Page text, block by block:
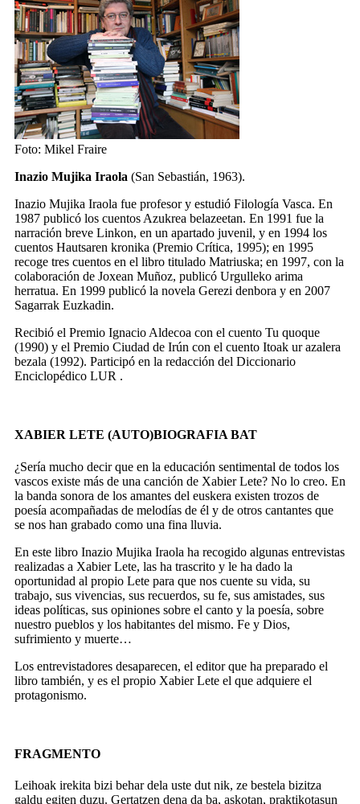
Foto: Mikel Fraire
Inazio Mujika Iraola (San Sebastián, 1963).
Inazio Mujika Iraola fue profesor y estudió Filología Vasca. En
1987 publicó los cuentos Azukrea belazeetan. En 1991 fue la
narración breve Linkon, en un apartado juvenil, y en 1994 los
cuentos Hautsaren kronika (Premio Crítica, 1995); en 1995
recoge tres cuentos en el libro titulado Matriuska; en 1997, con la
colaboración de Joxean Muñoz, publicó Urgulleko arima
herratua. En 1999 publicó la novela Gerezi denbora y en 2007
Sagarrak Euzkadin.
Recibió el Premio Ignacio Aldecoa con el cuento Tu quoque
(1990) y el Premio Ciudad de Irún con el cuento Itoak ur azalera
bezala (1992). Participó en la redacción del Diccionario
Enciclopédico LUR .
XABIER LETE (AUTO)BIOGRAFIA BAT
¿Sería mucho decir que en la educación sentimental de todos los
vascos existe más de una canción de Xabier Lete? No lo creo. En
la banda sonora de los amantes del euskera existen trozos de
poesía acompañadas de melodías de él y de otros cantantes que
se nos han grabado como una fina lluvia.
En este libro Inazio Mujika Iraola ha recogido algunas entrevistas
realizadas a Xabier Lete, las ha trascrito y le ha dado la
oportunidad al propio Lete para que nos cuente su vida, su
trabajo, sus vivencias, sus recuerdos, su fe, sus amistades, sus
ideas políticas, sus opiniones sobre el canto y la poesía, sobre
nuestro pueblos y los habitantes del mismo. Fe y Dios,
sufrimiento y muerte…
Los entrevistadores desaparecen, el editor que ha preparado el
libro también, y es el propio Xabier Lete el que adquiere el
protagonismo.
FRAGMENTO
Leihoak irekita bizi behar dela uste dut nik, ze bestela bizitza
galdu egiten duzu. Gertatzen dena da ba, askotan, praktikotasun